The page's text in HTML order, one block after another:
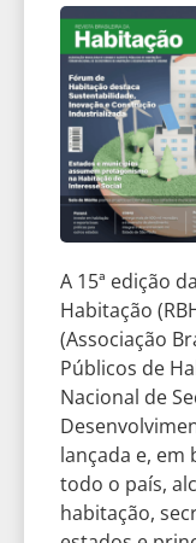
A 15ª edição
Habitação
(Associação
Públicos de
Nacional de
lançada e, em
todo o país,
habitação,